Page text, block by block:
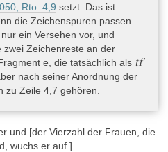
Rto. 4,9 setzt. Das ist
die Zeichenspuren passen
ein Versehen vor, und
zwei Zeichenreste an der
e, die tatsächlich als tf
nach seiner Anordnung der
zu Zeile 4,7 gehören.
und [der Vierzahl der Frauen, die
wuchs er auf.]